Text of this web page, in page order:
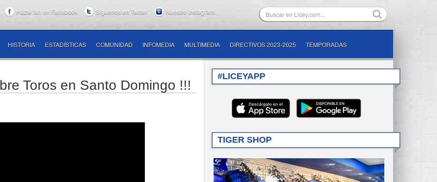
Hazte fan en Facebook Síguenos en Twitter Nuestro Instagram
HISTORIA ESTADÍSTICAS COMUNIDAD INFOMEDIA MULTIMEDIA DIRECTIVOS 2023-2025 TEMPORADAS
Toros en Santo Domingo !!!
#LICEYAPP
TIGER SHOP